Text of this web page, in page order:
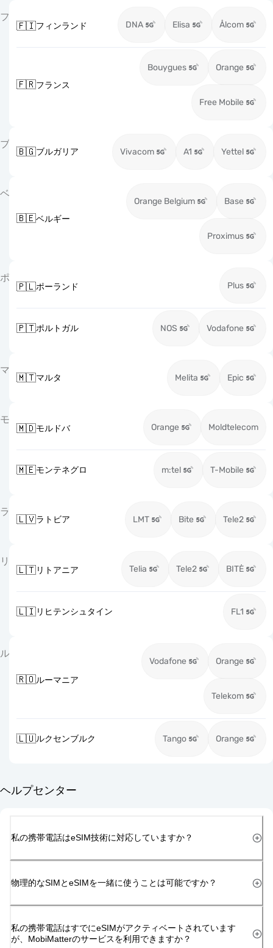
フ
🇫🇮フィンランド DNA Elisa Ålcom
🇫🇷フランス
Bouygues Orange
Free Mobile
ブ
🇧🇬ブルガリア Vivacom A1 Yettel
ベ
🇧🇪ベルギー
Orange Belgium Base
Proximus
ポ
🇵🇱ポーランド Plus
🇵🇹ポルトガル NOS Vodafone
マ
🇲🇹マルタ Melita Epic
モ
🇲🇩モルドバ Orange Moldtelecom
🇲🇪モンテネグロ m:tel T-Mobile
ラ
🇱🇻ラトビア LMT Bite Tele2
リ
🇱🇹リトアニア Telia Tele2 BITĖ
🇱🇮リヒテンシュタイン FL1
ル
🇷🇴ルーマニア
Vodafone Orange
Telekom
🇱🇺ルクセンブルク Tango Orange
ヘルプセンター
私の携帯電話はeSIM技術に対応していますか？
物理的なSIMとeSIMを一緒に使うことは可能ですか？
私の携帯電話はすでにeSIMがアクティベートされています
が、MobiMatterのサービスを利用できますか？